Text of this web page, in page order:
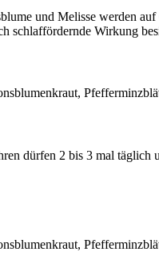
und Melisse werden
schlaffördernde Wirkung
dürfen 2 bis 3 mal